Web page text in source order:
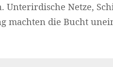
Unterirdische Netze,
machten die Bucht